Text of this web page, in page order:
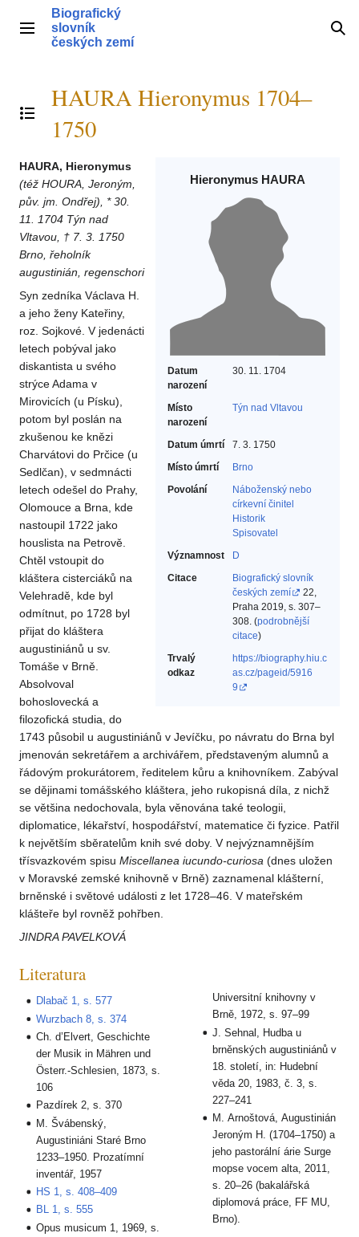
obsahHlavní menu
Biografický
slovník
českých zemí
Přepnout obsah
HAURA Hieronymus 1704–
1750
Hieronymus HAURA
Datum
narození
30. 11. 1704
Místo
narození
Týn nad Vltavou
Datum úmrtí
7. 3. 1750
Místo úmrtí
Brno
Povolání
Náboženský nebo
církevní činitel‎
Historik‎
Spisovatel‎
Významnost
D
Citace
Biografický slovník
českých zemí
22,
Praha 2019, s. 307–
308. (podrobnější
citace)
Trvalý
odkaz
https://biography.hiu.c
as.cz/pageid/5916
9
HAURA, Hieronymus
(též HOURA, Jeroným,
pův. jm. Ondřej), * 30.
11. 1704 Týn nad
Vltavou, † 7. 3. 1750
Brno, řeholník
augustinián, regenschori
Syn zedníka Václava H.
a jeho ženy Kateřiny,
roz. Sojkové. V jedenácti
letech pobýval jako
diskantista u svého
strýce Adama v
Mirovicích (u Písku),
potom byl poslán na
zkušenou ke knězi
Charvátovi do Prčice (u
Sedlčan), v sedmnácti
letech odešel do Prahy,
Olomouce a Brna, kde
nastoupil 1722 jako
houslista na Petrově.
Chtěl vstoupit do
kláštera cisterciáků na
Velehradě, kde byl
odmítnut, po 1728 byl
přijat do kláštera
augustiniánů u sv.
Tomáše v Brně.
Absolvoval
bohoslovecká a
filozofická studia, do
1743 působil u augustiniánů v Jevíčku, po návratu do Brna byl
jmenován sekretářem a archivářem, představeným alumnů a
řádovým prokurátorem, ředitelem kůru a knihovníkem. Zabýval
se dějinami tomášského kláštera, jeho rukopisná díla, z nichž
se většina nedochovala, byla věnována také teologii,
diplomatice, lékařství, hospodářství, matematice či fyzice. Patřil
k největším sběratelům knih své doby. V nejvýznamnějším
třísvazkovém spisu Miscellanea iucundo-curiosa (dnes uložen
v Moravské zemské knihovně v Brně) zaznamenal klášterní,
brněnské i světové události z let 1728–46. V mateřském
klášteře byl rovněž pohřben.
JINDRA PAVELKOVÁ
Literatura
Dlabač 1, s. 577
Wurzbach 8, s. 374
Ch. d’Elvert, Geschichte
der Musik in Mähren und
Österr.-Schlesien, 1873, s.
106
Pazdírek 2, s. 370
M. Švábenský,
Augustiniáni Staré Brno
1233–1950. Prozatímní
inventář, 1957
HS 1, s. 408–409
BL 1, s. 555
Opus musicum 1, 1969, s.
Universitní knihovny v
Brně, 1972, s. 97–99
J. Sehnal, Hudba u
brněnských augustiniánů v
18. století, in: Hudební
věda 20, 1983, č. 3, s.
227–241
M. Arnoštová, Augustinián
Jeroným H. (1704–1750) a
jeho pastorální árie Surge
mopse vocem alta, 2011,
s. 20–26 (bakalářská
diplomová práce, FF MU,
Brno).